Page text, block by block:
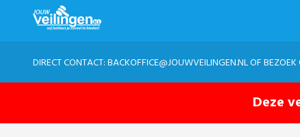
DIRECT CONTACT:BACKOFFICE@JOUWVEILINGEN.NLOF BEZOEK
Deze